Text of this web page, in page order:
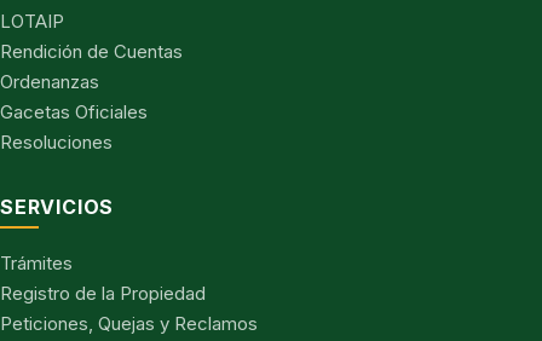
LOTAIP
Rendición de Cuentas
Ordenanzas
Gacetas Oficiales
Resoluciones
SERVICIOS
Trámites
Registro de la Propiedad
Peticiones, Quejas y Reclamos